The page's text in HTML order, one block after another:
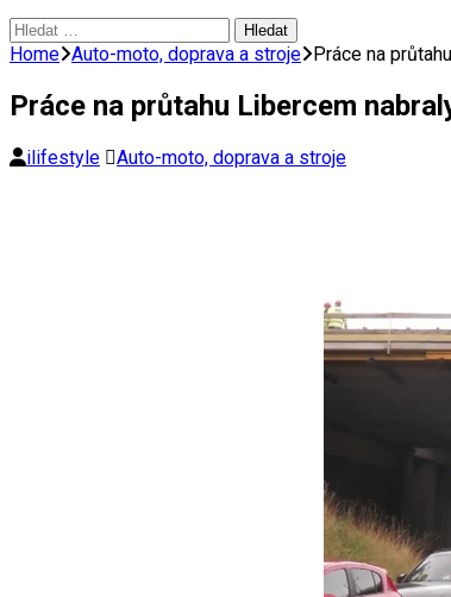
Vyhledávání
Home Auto-moto, doprava a stroje Práce na
Práce na průtahu Libercem
ilifestyle Auto-moto, doprava a stroje